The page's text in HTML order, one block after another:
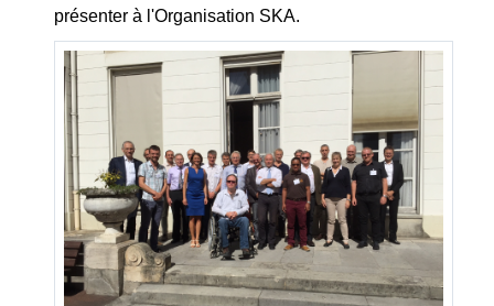
présenter à l'Organisation SKA.